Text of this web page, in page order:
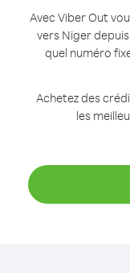
Avec Viber Out
vers Niger
quel numéro
Achetez des
les